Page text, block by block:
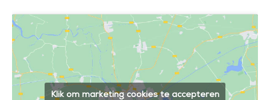
Klik om marketing cookies te accepteren